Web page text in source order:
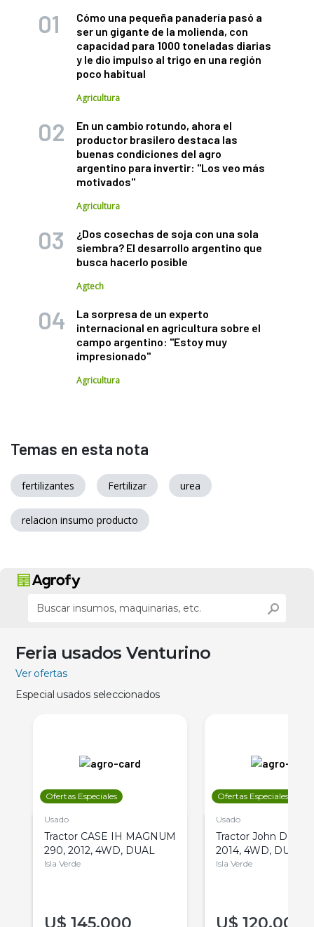
Cómo una pequeña panadería pasó a
ser un gigante de la molienda, con
capacidad para 1000 toneladas diarias
y le dio impulso al trigo en una región
poco habitual
Agricultura
En un cambio rotundo, ahora el
productor brasilero destaca las
buenas condiciones del agro
argentino para invertir: "Los veo más
motivados"
Agricultura
¿Dos cosechas de soja con una sola
siembra? El desarrollo argentino que
busca hacerlo posible
Agtech
La sorpresa de un experto
internacional en agricultura sobre el
campo argentino: "Estoy muy
impresionado"
Agricultura
Temas en esta nota
fertilizantes Fertilizar urea
relacion insumo producto
Feria usados Venturino
Ver ofertas
Especial usados seleccionados
Ofertas Especiales
Usado
Tractor CASE IH MAGNUM
290, 2012, 4WD, DUAL
Isla Verde
U$ 145.000
Ofertas Especiales
Usado
Tractor John Deere
2014, 4WD, DUAL
Isla Verde
U$ 120.000